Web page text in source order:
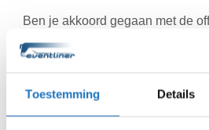
Toestemming Details
Ben je akkoord gegaan met de
de rest. Jij hebt dus geen reden
zijn altijd op de afgesproken tijd
B. Wij regelen alles en jij kan